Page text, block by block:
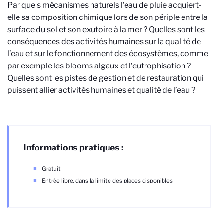
Par quels mécanismes naturels l’eau de pluie acquiert-
elle sa composition chimique lors de son périple entre la
surface du sol et son exutoire à la mer ? Quelles sont les
conséquences des activités humaines sur la qualité de
l’eau et sur le fonctionnement des écosystèmes, comme
par exemple les blooms algaux et l’eutrophisation ?
Quelles sont les pistes de gestion et de restauration qui
puissent allier activités humaines et qualité de l’eau ?
Informations pratiques :
Gratuit
Entrée libre, dans la limite des places disponibles